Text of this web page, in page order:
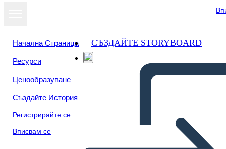
Начална Страница
Ресурси
Ценообразуване
Създайте История
Регистрирайте се
Вписвам се
СЪЗДАЙТЕ STORYBOARD